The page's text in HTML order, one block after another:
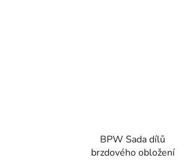
BPW Sada dílů
brzdového obložení